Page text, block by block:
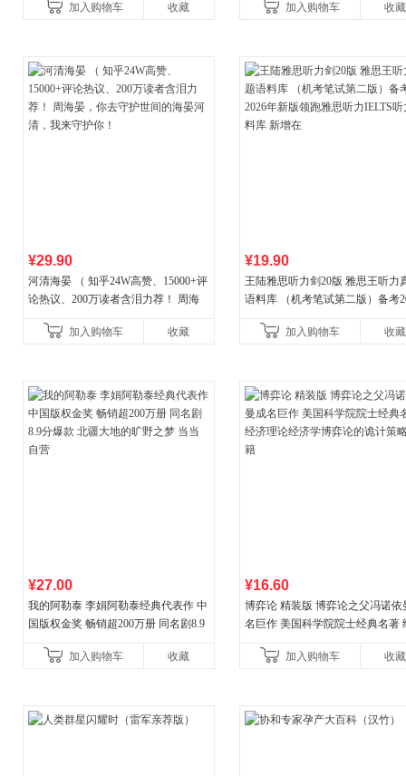
加入购物车 收藏 加入购物车 收藏
¥29.90
河清海晏 （ 知乎24W高赞、15000+评
论热议、200万读者含泪力荐！ 周海
守护你！加入购物车 收藏
¥19.90
王陆雅思听力剑20版 雅思王听力
语料库 （机考笔试第二版）备考
新增在
加入购物车 收藏
¥27.00
我的阿勒泰 李娟阿勒泰经典代表作 中
国版权金奖 畅销超200万册 同名剧8.9
加入购物车
收藏
¥16.60
博弈论 精装版 博弈论之父冯诺依
名巨作 美国科学院院士经典名著
加入购物车
收藏